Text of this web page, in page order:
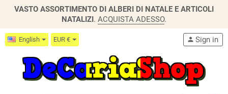
VASTO ASSORTIMENTO DI ALBERI DI NATALE E ARTICOLI
NATALIZI. ACQUISTA ADESSO.
English EUR € person Sign in